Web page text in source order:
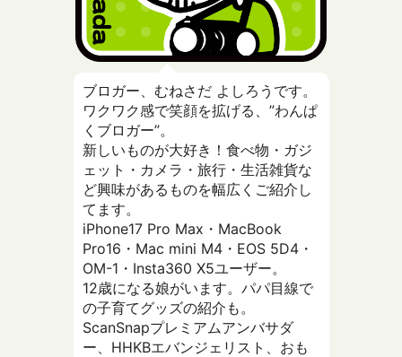
ブロガー、むねさだ よしろうです。
ワクワク感で笑顔を拡げる、”わんぱ
くブロガー”。
新しいものが大好き！食べ物・ガジ
ェット・カメラ・旅行・生活雑貨な
ど興味があるものを幅広くご紹介し
てます。
iPhone17 Pro Max・MacBook
Pro16・Mac mini M4・EOS 5D4・
OM-1・Insta360 X5ユーザー。
12歳になる娘がいます。パパ目線で
の子育てグッズの紹介も。
ScanSnapプレミアムアンバサダ
ー、HHKBエバンジェリスト、おも